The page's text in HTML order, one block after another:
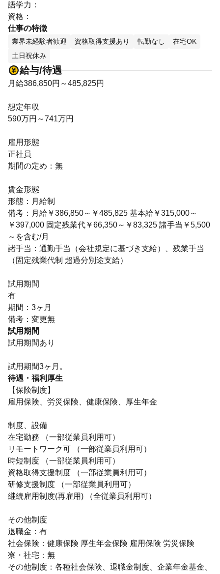
語学力：
資格：
仕事の特徴
業界未経験者歓迎 資格取得支援あり 転勤なし
在宅OK
土日祝休み
給与/待遇
月給386,850円～485,825円
想定年収
590万円～741万円
雇用形態
正社員
期間の定め：無
賃金形態
形態：月給制
備考：月給￥386,850～￥485,825 基本給￥315,000～
￥397,000 固定残業代￥66,350～￥83,325 諸手当￥5,500
～を含む/月
諸手当：通勤手当（会社規定に基づき支給）、残業手当
（固定残業代制 超過分別途支給）
試用期間
有
期間：3ヶ月
備考：変更無
試用期間
試用期間あり
試用期間3ヶ月。
待遇・福利厚生
【保険制度】
雇用保険、労災保険、健康保険、厚生年金
制度、設備
在宅勤務 （一部従業員利用可）
リモートワーク可 （一部従業員利用可）
時短制度 （一部従業員利用可）
資格取得支援制度 （一部従業員利用可）
研修支援制度 （一部従業員利用可）
継続雇用制度(再雇用) （全従業員利用可）
その他制度
退職金：有
社会保険：健康保険 厚生年金保険 雇用保険 労災保険
寮・社宅：無
その他制度：各種社会保険、退職金制度、企業年金基金、